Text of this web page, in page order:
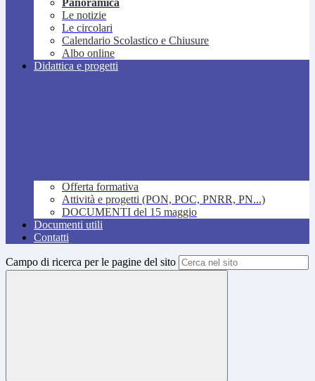
Panoramica
Le notizie
Le circolari
Calendario Scolastico e Chiusure
Albo online
Didattica e progetti
Offerta formativa
Attività e progetti (PON, POC, PNRR, PN...)
DOCUMENTI del 15 maggio
Documenti utili
Contatti
Campo di ricerca per le pagine del sito